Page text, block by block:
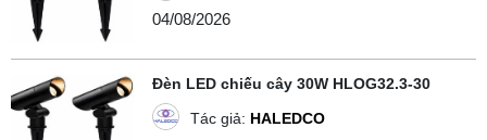
04/08/2026
Đèn LED chiếu cây 30W HLOG32.3-30
Tác giả: HALEDCO